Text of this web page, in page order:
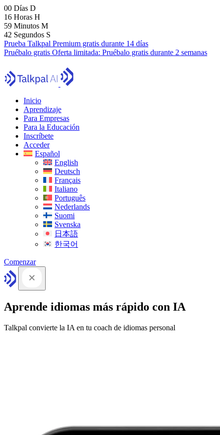
00 Días D
16 Horas H
59 Minutos M
41 Segundos S
Prueba Talkpal Premium gratis durante 14 días
Pruébalo gratis Oferta limitada: Pruébalo gratis durante 2 semanas
Inicio
Aprendizaje
Para Empresas
Para la Educación
Inscríbete
Acceder
Español
English
Deutsch
Français
Italiano
Português
Nederlands
Suomi
Svenska
日本語
한국어
Comenzar
Aprende idiomas más rápido con IA
Talkpal convierte la IA en tu coach de idiomas personal